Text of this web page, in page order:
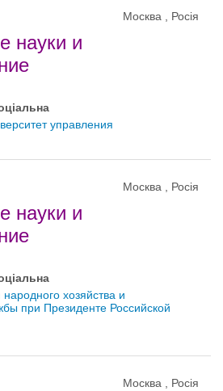
Москва , Росія
науки и
управления
Москва , Росія
науки и
хозяйства и
при Президенте Российской
Москва , Росія